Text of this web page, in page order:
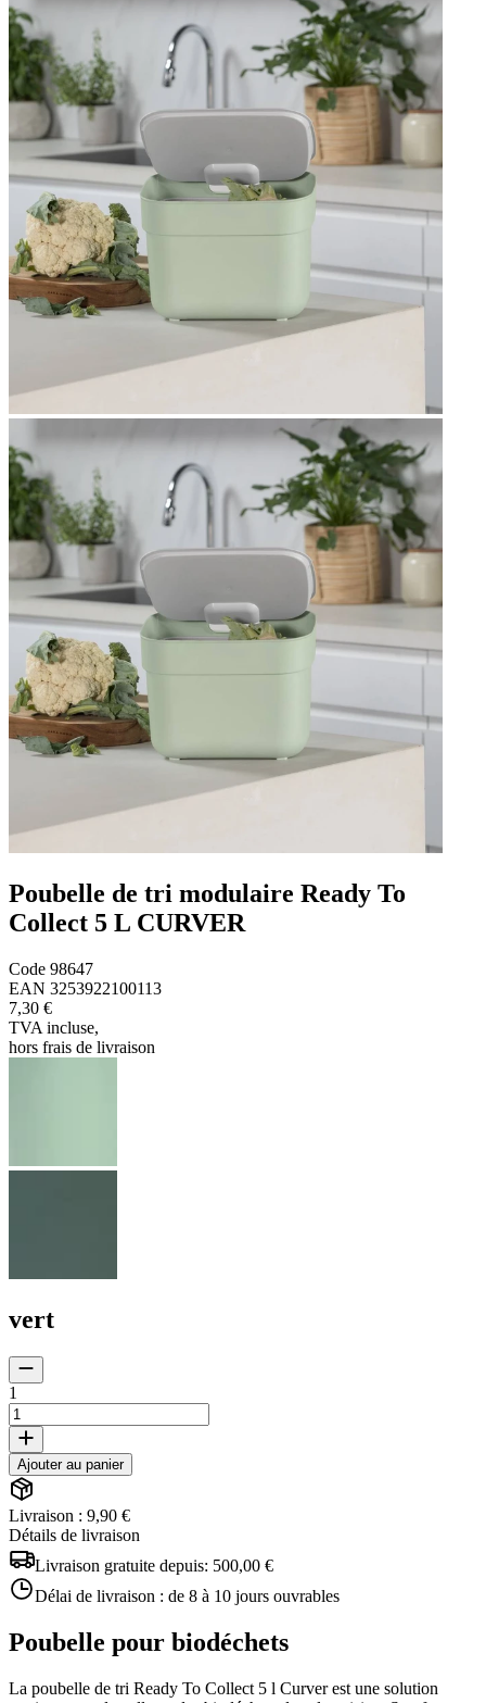
Poubelle de tri modulaire Ready To
Collect 5 L CURVER
Code 98647
EAN 3253922100113
7,30 €
TVA incluse,
hors frais de livraison
vert
1
Ajouter au panier
Livraison : 9,90 €
Détails de livraison
Livraison gratuite depuis: 500,00 €
Délai de livraison : de 8 à 10 jours ouvrables
Poubelle pour biodéchets
La poubelle de tri Ready To Collect 5 l Curver est une solution